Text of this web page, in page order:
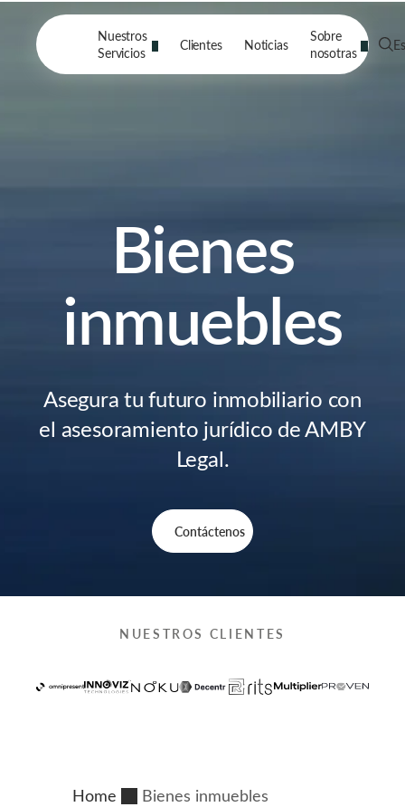
Nuestros
Servicios
Clientes Noticias
Sobre
nosotras
Es
Bienes
inmuebles
Asegura tu futuro inmobiliario con
el asesoramiento jurídico de AMBY
Legal.
Contáctenos
NUESTROS CLIENTES
Home Bienes inmuebles